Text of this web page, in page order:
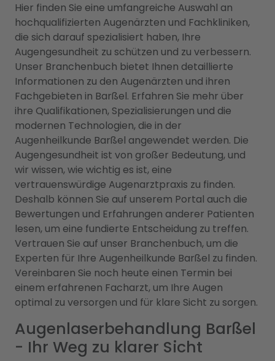
Hier finden Sie eine umfangreiche Auswahl an
hochqualifizierten Augenärzten und Fachkliniken,
die sich darauf spezialisiert haben, Ihre
Augengesundheit zu schützen und zu verbessern.
Unser Branchenbuch bietet Ihnen detaillierte
Informationen zu den Augenärzten und ihren
Fachgebieten in Barßel. Erfahren Sie mehr über
ihre Qualifikationen, Spezialisierungen und die
modernen Technologien, die in der
Augenheilkunde Barßel angewendet werden. Die
Augengesundheit ist von großer Bedeutung, und
wir wissen, wie wichtig es ist, eine
vertrauenswürdige Augenarztpraxis zu finden.
Deshalb können Sie auf unserem Portal auch die
Bewertungen und Erfahrungen anderer Patienten
lesen, um eine fundierte Entscheidung zu treffen.
Vertrauen Sie auf unser Branchenbuch, um die
Experten für Ihre Augenheilkunde Barßel zu finden.
Vereinbaren Sie noch heute einen Termin bei
einem erfahrenen Facharzt, um Ihre Augen
optimal zu versorgen und für klare Sicht zu sorgen.
Augenlaserbehandlung Barßel
- Ihr Weg zu klarer Sicht